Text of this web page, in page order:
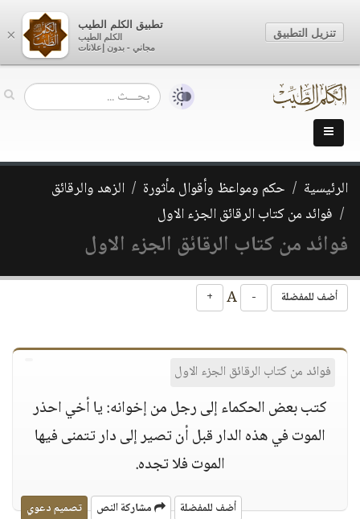
الرئيسية حكم ومواعظ وأقوال مأثورة
الزهد والرقائق
فوائد من كتاب الرقائق الجزء الاول
فوائد من كتاب الرقائق الجزء الاول
أضف للمفضلة -
+
فوائد من كتاب الرقائق الجزء الاول
كتب بعض الحكماء إلى رجل من إخوانه: يا أخي احذر
الموت في هذه الدار قبل أن تصير إلى دار تتمنى فيها
الموت فلا تجده.
أضف للمفضلة مشاركة النص تصميم دعوي
×
تطبيق الكلم الطيب
الكلم الطيب
مجاني - بدون إعلانات
تنزيل التطبيق